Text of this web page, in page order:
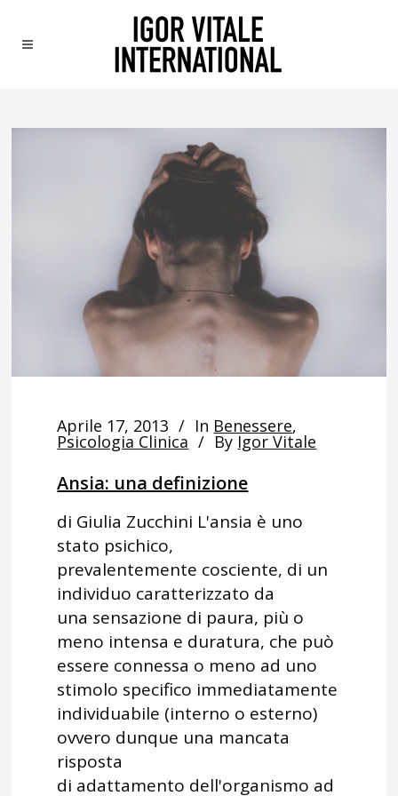
Aprile 17, 2013 In Benessere,
Psicologia Clinica By Igor Vitale
Ansia: una definizione
di Giulia Zucchini L'ansia è uno
stato psichico,
prevalentemente cosciente, di un
individuo caratterizzato da
una sensazione di paura, più o
meno intensa e duratura, che può
essere connessa o meno ad uno
stimolo specifico immediatamente
individuabile (interno o esterno)
ovvero dunque una mancata
risposta
di adattamento dell'organismo ad